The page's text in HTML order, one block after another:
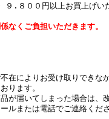
.８００円以上お買上げい
なくご負担いただきます。
在によりお受け取りできな
ります。
が届いてしまった場合は、
ルまたは電話でご連絡くださ